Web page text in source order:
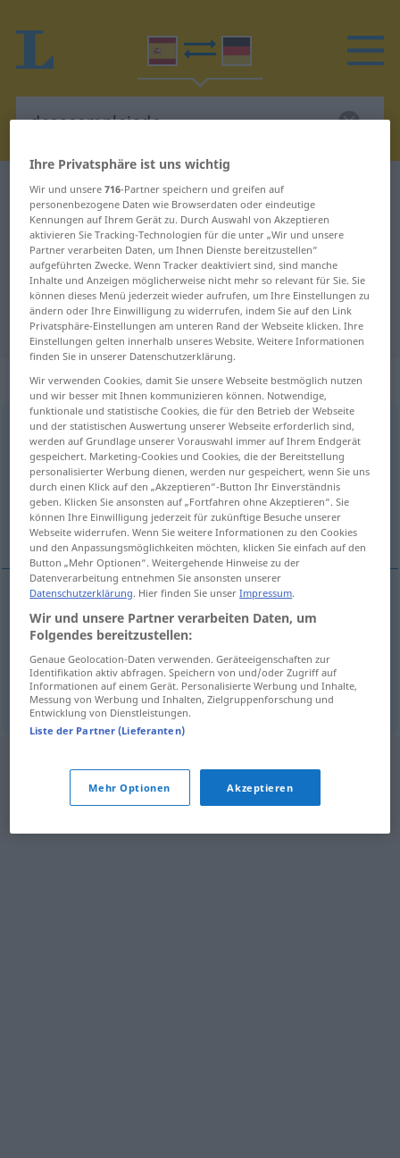
Spanisch-Deutsch Wörterbuch desacomplejado
Spanisch-Deutsch Übersetzung für
"desacomplejado"
"desacomplejado" Deutsch
Übersetzung
„desacomplejado“: adjetivo
desacomplejado [desakɔmpleˈxað o]adj
Übersicht aller Übersetzungen
(Für mehr Details die Übersetzung anklicken/antippen)
frei von Komplexen, ungeniert
freivon Komplexen desacomplejado(≈ sin
complejos)
ungeniert desacomplejado(≈ sin reprimirse)
Ihre Privatsphäre ist uns wichtig
Wir und unsere716-Partner speichern und greifen auf
personenbezogene Daten wie Browserdaten oder eindeutige
Kennungen auf Ihrem Gerät zu. Durch Auswahl von Akzeptieren
aktivieren Sie Tracking-Technologien für die unter „Wir und unsere
Partner verarbeiten Daten, um Ihnen Dienste bereitzustellen“
aufgeführten Zwecke. Wenn Tracker deaktiviert sind, sind manche
Inhalte und Anzeigen möglicherweise nicht mehr so relevant für Sie. Sie
können dieses Menü jederzeit wieder aufrufen, um Ihre Einstellungen zu
ändern oder Ihre Einwilligung zu widerrufen, indem Sie auf den Link
Privatsphäre-Einstellungen am unteren Rand der Webseite klicken. Ihre
Einstellungen gelten innerhalb unseres Website. Weitere Informationen
finden Sie in unserer Datenschutzerklärung.
Wir verwenden Cookies, damit Sie unsere Webseite bestmöglich nutzen
und wir besser mit Ihnen kommunizieren können. Notwendige,
funktionale und statistische Cookies, die für den Betrieb der Webseite
und der statistischen Auswertung unserer Webseite erforderlich sind,
werden auf Grundlage unserer Vorauswahl immer auf Ihrem Endgerät
gespeichert. Marketing-Cookies und Cookies, die der Bereitstellung
personalisierter Werbung dienen, werden nur gespeichert, wenn Sie uns
durch einen Klick auf den „Akzeptieren“-Button Ihr Einverständnis
geben. Klicken Sie ansonsten auf „Fortfahren ohne Akzeptieren“. Sie
können Ihre Einwilligung jederzeit für zukünftige Besuche unserer
Webseite widerrufen. Wenn Sie weitere Informationen zu den Cookies
und den Anpassungsmöglichkeiten möchten, klicken Sie einfach auf den
Button „Mehr Optionen“. Weitergehende Hinweise zu der
Datenverarbeitung entnehmen Sie ansonsten unserer
Datenschutzerklärung. Hier finden Sie unserImpressum.
Wir und unsere Partner verarbeiten Daten, um
Folgendes bereitzustellen:
Genaue Geolocation-Daten verwenden. Geräteeigenschaften zur
Identifikation aktiv abfragen. Speichern von und/oder Zugriff auf
Informationen auf einem Gerät. Personalisierte Werbung und Inhalte,
Messung von Werbung und Inhalten, Zielgruppenforschung und
Entwicklung von Dienstleistungen.
Liste der Partner (Lieferanten)
Mehr Optionen Akzeptieren